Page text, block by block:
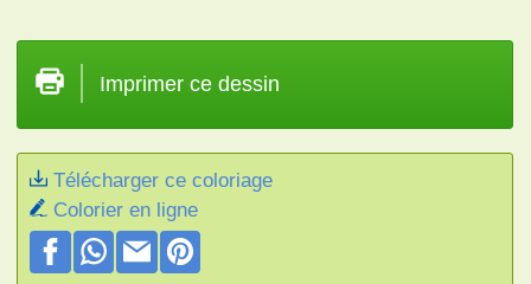
Imprimer ce dessin
Télécharger ce coloriage
Colorier en ligne